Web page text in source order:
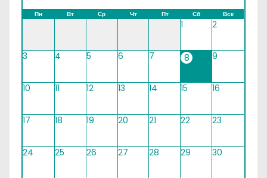
Пн Вт Ср Чт Пт Сб Вск
1 2
3 4 5 6 7 8 9
10 11 12 13 14 15 16
17 18 19 20 21 22 23
24 25 26 27 28 29 30